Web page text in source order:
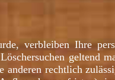
verbleiben Ihre
geltend
rechtlich